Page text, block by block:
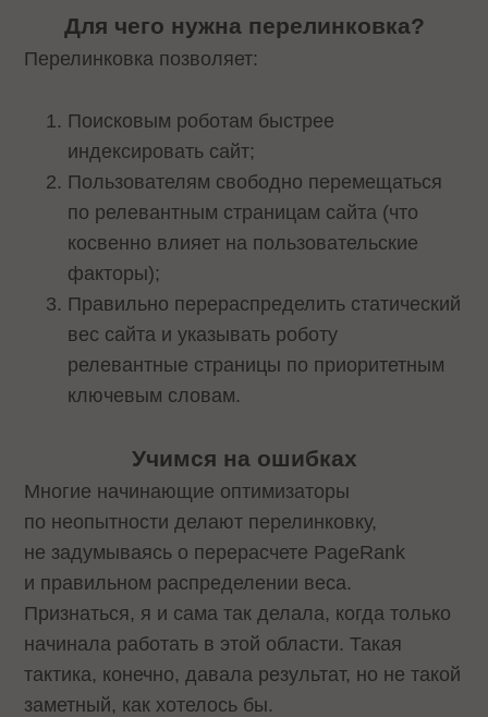
Для чего нужна перелинковка?
Перелинковка позволяет:
Поисковым роботам быстрее
индексировать сайт;
Пользователям свободно перемещаться
по релевантным страницам сайта (что
косвенно влияет на пользовательские
факторы);
Правильно перераспределить статический
вес сайта и указывать роботу
релевантные страницы по приоритетным
ключевым словам.
Учимся на ошибках
Многие начинающие оптимизаторы
по неопытности делают перелинковку,
не задумываясь о перерасчете PageRank
и правильном распределении веса.
Признаться, я и сама так делала, когда только
начинала работать в этой области. Такая
тактика, конечно, давала результат, но не такой
заметный, как хотелось бы.